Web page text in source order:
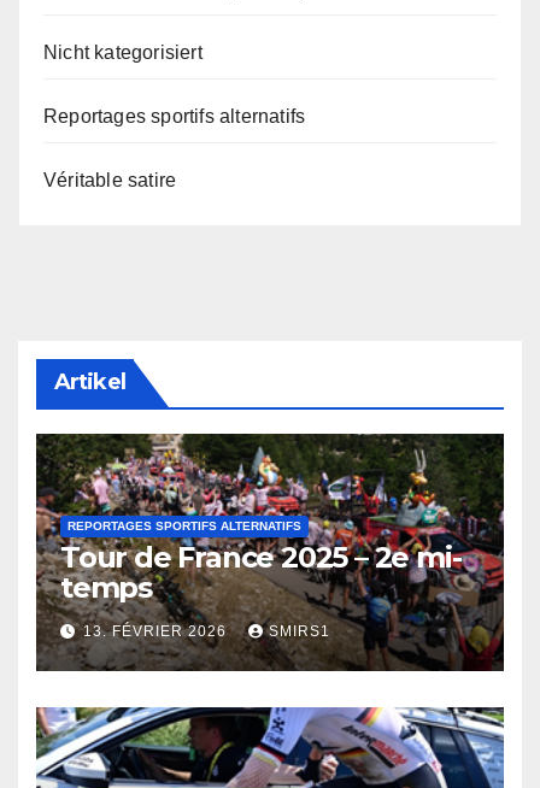
Nicht kategorisiert
Reportages sportifs alternatifs
Véritable satire
Artikel
REPORTAGES SPORTIFS ALTERNATIFS
Tour de France 2025 – 2e mi-
temps
13. FÉVRIER 2026 SMIRS1